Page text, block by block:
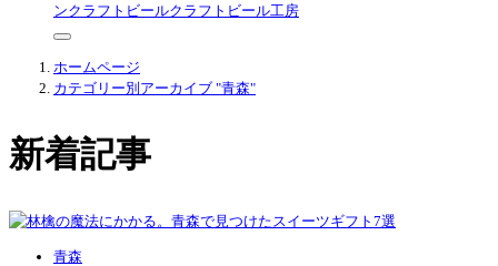
ンクラフトビールクラフトビール工房
ホームページ
カテゴリー別アーカイブ "青森"
新着記事
青森